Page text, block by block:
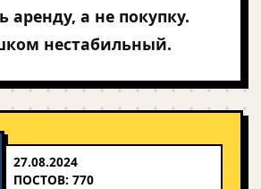
аренду, а не покупку.
нестабильный.
27.08.2024
ПОСТОВ: 770